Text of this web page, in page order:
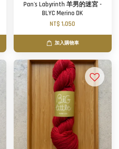
Pan's Labyrinth 羊男的迷宮 -
BLYC Merino DK
NT$ 1,050
加入購物車